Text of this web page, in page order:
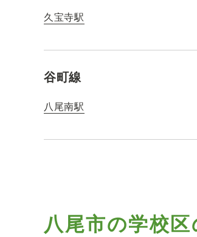
久宝寺駅
谷町線
八尾南駅
八尾市の学校